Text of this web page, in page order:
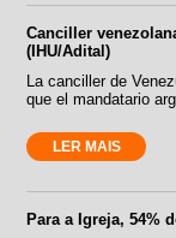
Canciller
(IHU/Adital)
La canciller de
que el mandatario
LER MAIS
Para a Igreja, 54%